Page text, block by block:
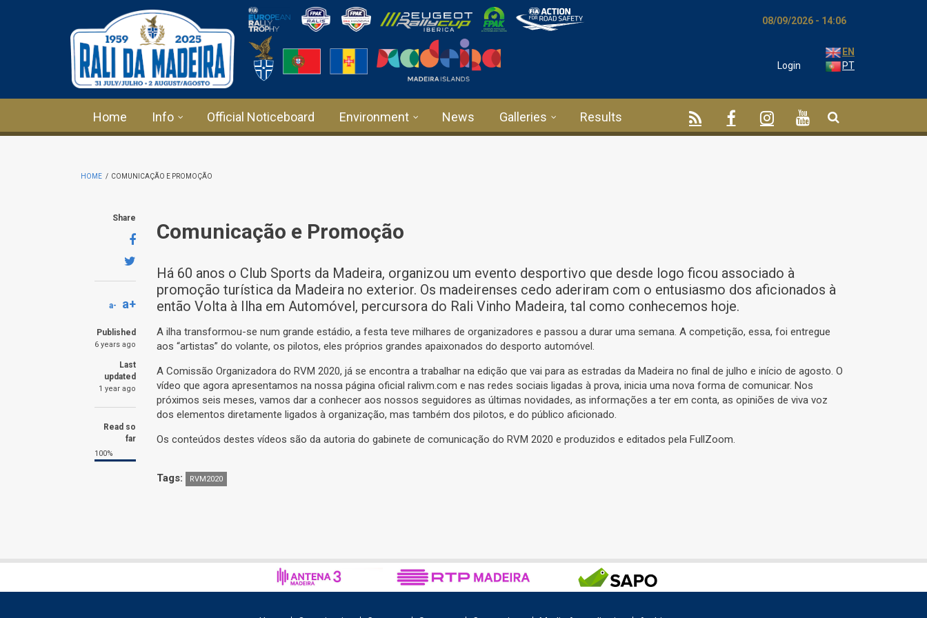
08/09/2026 - 14:06
Login
EN
PT
Home Info Official Noticeboard Environment News Galleries Results
HOME / COMUNICAÇÃO E PROMOÇÃO
Share
a- a+
Published
6 years ago
Last
updated
1 year ago
Read so
far
100%
Comunicação e Promoção
Há 60 anos o Club Sports da Madeira, organizou um evento desportivo que desde logo ficou associado à
promoção turística da Madeira no exterior. Os madeirenses cedo aderiram com o entusiasmo dos aficionados à
então Volta à Ilha em Automóvel, percursora do Rali Vinho Madeira, tal como conhecemos hoje.
A ilha transformou-se num grande estádio, a festa teve milhares de organizadores e passou a durar uma semana. A competição, essa, foi entregue
aos “artistas” do volante, os pilotos, eles próprios grandes apaixonados do desporto automóvel.
A Comissão Organizadora do RVM 2020, já se encontra a trabalhar na edição que vai para as estradas da Madeira no final de julho e início de agosto. O
vídeo que agora apresentamos na nossa página oficial ralivm.com e nas redes sociais ligadas à prova, inicia uma nova forma de comunicar. Nos
próximos seis meses, vamos dar a conhecer aos nossos seguidores as últimas novidades, as informações a ter em conta, as opiniões de viva voz
dos elementos diretamente ligados à organização, mas também dos pilotos, e do público aficionado.
Os conteúdos destes vídeos são da autoria do gabinete de comunicação do RVM 2020 e produzidos e editados pela FullZoom.
Tags: RVM2020